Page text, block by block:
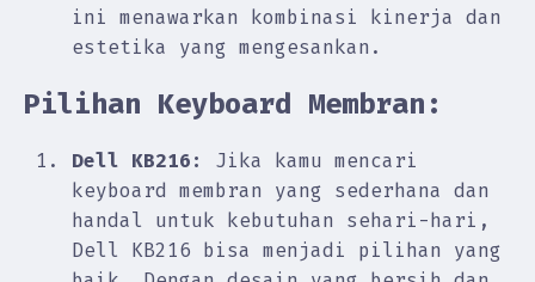
ini menawarkan kombinasi kinerja dan
estetika yang mengesankan.
Pilihan Keyboard Membran:
Dell KB216:
Jika kamu mencari
keyboard membran yang sederhana dan
handal untuk kebutuhan sehari-hari,
Dell KB216 bisa menjadi pilihan yang